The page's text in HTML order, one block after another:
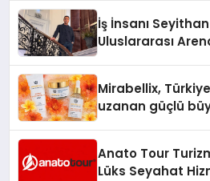
İş İnsanı
Uluslararası
Mirabellix,
uzanan güçlü
Anato Tour
Lüks Seyahat